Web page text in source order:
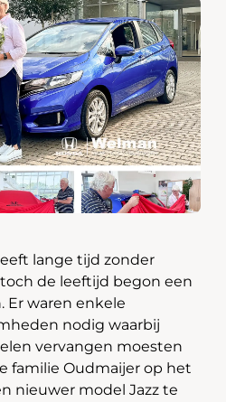
lange tijd zonder
de leeftijd begon een
Er waren enkele
nodig waarbij
vervangen moesten
familie Oudmaijer op het
nieuwer model Jazz te